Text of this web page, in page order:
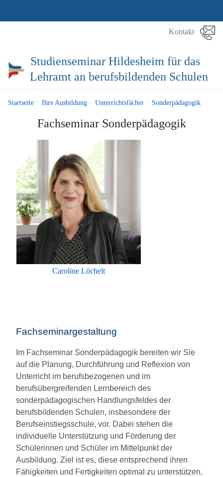
Kontakt
Studienseminar Hildesheim für das
Lehramt an berufsbildenden Schulen
Startseite Ihre Ausbildung Unterrichtsfächer Sonderpädagogik
Fachseminar Sonderpädagogik
Caroline Löchelt
Fachseminargestaltung
Im Fachseminar Sonderpädagogik bereiten wir Sie
auf die Planung, Durchführung und Reflexion von
Unterricht im berufsbezogenen und im
berufsübergreifenden Lernbereich des
sonderpädagogischen Handlungsfeldes der
berufsbildenden Schulen, insbesondere der
Berufseinstiegsschule, vor. Dabei stehen die
individuelle Unterstützung und Förderung der
Schülerinnen und Schüler im Mittelpunkt der
Ausbildung. Ziel ist es, diese entsprechend ihren
Fähigkeiten und Fertigkeiten optimal zu unterstützen,